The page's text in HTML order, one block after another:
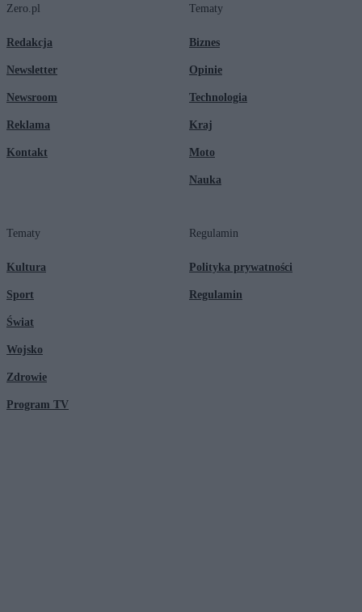
Zero.pl
Redakcja
Newsletter
Newsroom
Reklama
Kontakt
Tematy
Biznes
Opinie
Technologia
Kraj
Moto
Nauka
Tematy
Kultura
Sport
Świat
Wojsko
Zdrowie
Program TV
Regulamin
Polityka prywatności
Regulamin